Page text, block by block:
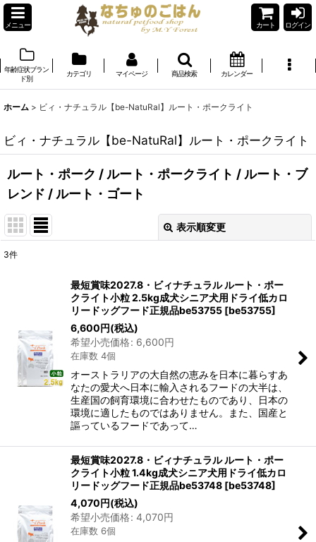
メニュー カート ログイン
年齢症状ブラン
ド別
カテゴリ マイページ 商品検索 カレンダー
ホーム > ビィ・ナチュラル【be-NatuRal】ルート・ポークライト
ビィ・ナチュラル【be-NatuRal】ルート・ポークライト
ルート・ポーク / ルート・ポークライト / ルート・ブ
レンド / ルート・ゴート
表示順変更
並び順:
絞り込む
3件
最短賞味2027.8・ビィナチュラル ルート・ポー
クライト小粒 2.5kg成犬シニア犬用ドライ低カロ
リードッグフード正規品be53755 [be53755]
6,600円(税込)
希望小売価格: 6,600円
在庫数 4個
オーストラリアの大自然の恵みを日本に暮らすあ
なたの愛犬へ日本に輸入されるフードの大半は、
生産国の飼育環境に合わせたものであり、日本の
環境に適したものではありません。また、国産と
謳っているフードであって…
最短賞味2027.8・ビィナチュラル ルート・ポー
クライト小粒 1.4kg成犬シニア犬用ドライ低カロ
リードッグフード正規品be53748 [be53748]
4,070円(税込)
希望小売価格: 4,070円
在庫数 6個